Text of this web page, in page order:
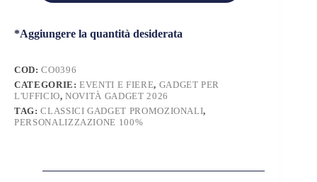
*Aggiungere la quantità desiderata
COD:CO0396
CATEGORIE:EVENTI E FIERE, GADGET PER
L'UFFICIO,NOVITÀ GADGET 2026
TAG:CLASSICI GADGET PROMOZIONALI,
PERSONALIZZAZIONE 100%